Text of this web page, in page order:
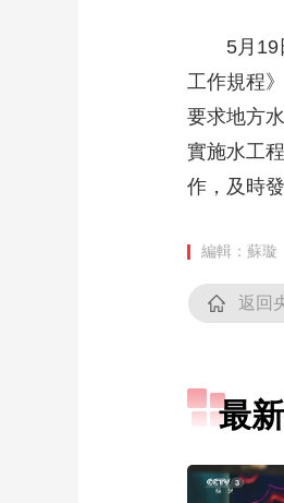
CCTV奧
大國展會
CCTV.節目官網 直
5月
工作規程
要求地方
實施水工
作，及時
編輯：蘇璇
返回
最